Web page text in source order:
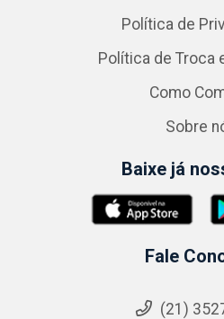
Política de
Política de Troca
Como
Sobre
Baixe já
Fale
(21)